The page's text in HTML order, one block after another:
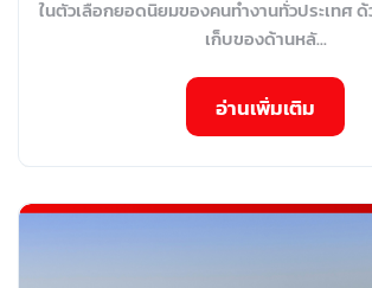
ในตัวเลือกยอดนิยมของคนทำงานทั่วประเทศ
เก็บของด้านหลั...
อ่านเพิ่มเติม